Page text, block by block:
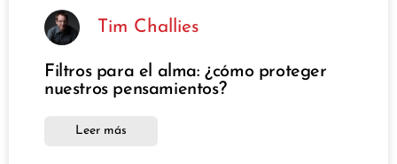
Tim Challies
Filtros para el alma: ¿cómo proteger
nuestros pensamientos?
Leer más